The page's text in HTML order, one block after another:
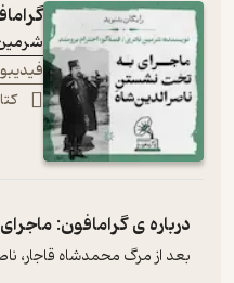
فیدیبو
درباره یگرامافون:
بعد از مرگ محمدشاه قاجار،